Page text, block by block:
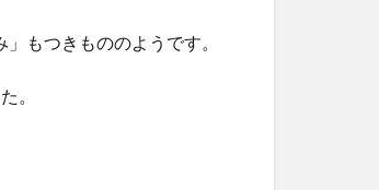
もつきもののようです。
。